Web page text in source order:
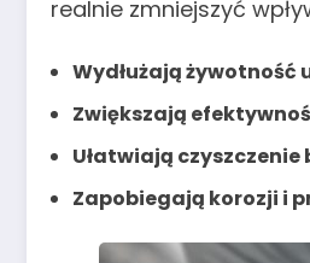
realnie zmniejszyć
Wydłużają żywotność
Zwiększają
Ułatwiają
Zapobiegają korozji i